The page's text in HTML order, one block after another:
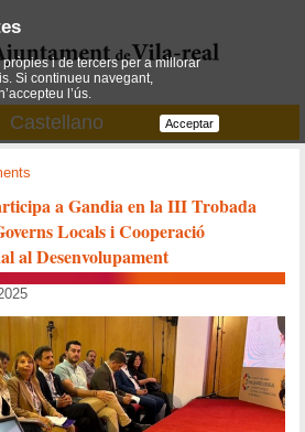
Castellano
a Gandia en la III Trobada
Locals i Cooperació
al Desenvolupament
i de tercers per a millorar
Si continueu navegant,
l’ús.
Acceptar